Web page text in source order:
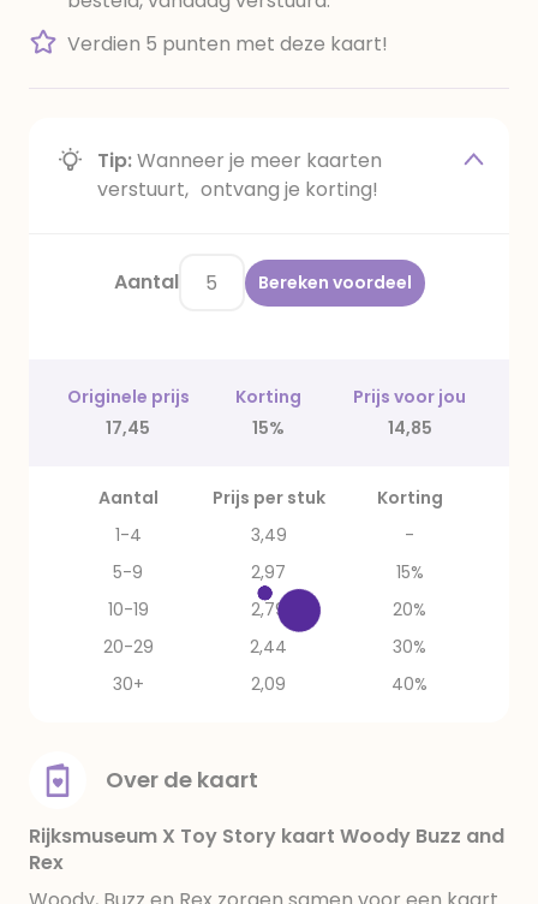
Verdien 5 punten met deze kaart!
Tip:Wanneer je meer kaarten
verstuurt, ontvang je korting!
Aantal Bereken voordeel
Originele prijs Korting
Prijs voor jou
17,45
15% 14,85
Aantal Prijs per stuk
Korting
1-4
3,49
-
5-9
2,97
15%
10-19
2,79
20%
20-29
2,44
30%
30+
2,09 40%
Over de kaart
Rijksmuseum X Toy Story kaart Woody Buzz and
Rex